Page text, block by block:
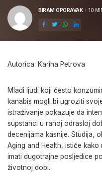
POSTED
BIRAM OPORAVAK 10
Autorica: Karina Petrova
Mladi ljudi koji često
kanabis mogli bi ugroziti
istraživanje pokazuje da
supstanci u ranoj odrasloj
decenijama kasnije. Studija,
Aging and Health, ističe
imati dugotrajne posljedice
životnoj dobi.